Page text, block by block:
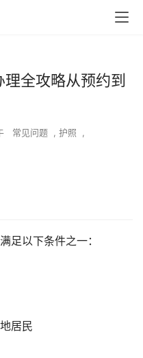
全攻略从预约到
常见问题 , 护照
,
足以下条件之一：
居民